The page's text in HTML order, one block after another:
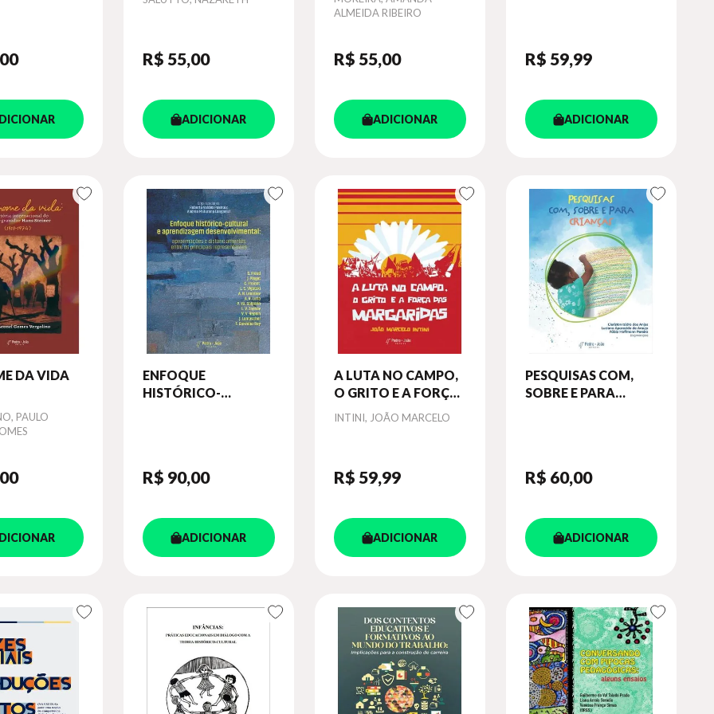
R$ 55,00
ADICIONAR
MONTESSORIANA
ALMEIDA RIBEIRO
R$ 55,00
ADICIONAR
R$ 59,99
ADICIONAR
DA VIDA
PAULO
ENFOQUE
HISTÓRICO-
R$ 90,00
ADICIONAR
A LUTA NO CAMPO,
O GRITO E A FORÇA
DAS MARGARIDAS
Autor
INTINI, JOÃO MARCELO
R$ 59,99
ADICIONAR
PESQUISAS COM,
SOBRE E PARA
R$ 60,00
ADICIONAR